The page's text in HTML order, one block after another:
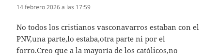
14 febrero 2026 a las 17:59
No todos los cristianos vasconavarros estaban con el
PNV,una parte,lo estaba,otra parte ni por el
forro.Creo que a la mayoría de los católicos,no